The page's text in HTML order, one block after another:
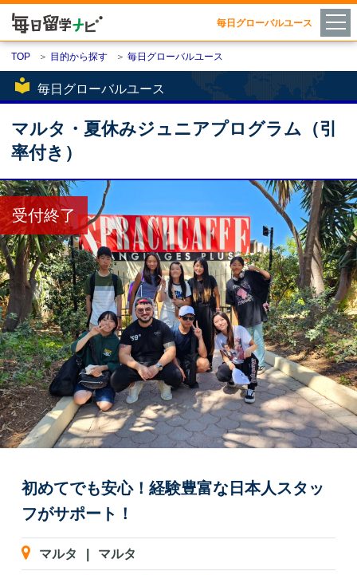
毎日グローバルユース
TOP ＞ 目的から探す ＞ 毎日グローバルユース
local_library 毎日グローバルユース
マルタ・夏休みジュニアプログラム（引
率付き）
受付終了
初めてでも安心！経験豊富な日本人スタッ
フがサポート！
マルタ マルタ